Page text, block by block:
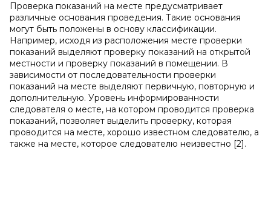
Проверка показаний на месте предусматривает
различные основания проведения. Такие основания
могут быть положены в основу классификации.
Например, исходя из расположения месте проверки
показаний выделяют проверку показаний на открытой
местности и проверку показаний в помещении. В
зависимости от последовательности проверки
показаний на месте выделяют первичную, повторную и
дополнительную. Уровень информированности
следователя о месте, на котором проводится проверка
показаний, позволяет выделить проверку, которая
проводится на месте, хорошо известном следователю, а
также на месте, которое следователю неизвестно [2].